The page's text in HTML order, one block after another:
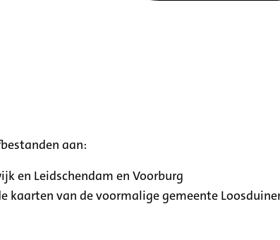
aan:
en Leidschendam en Voorburg
van de voormalige gemeente Loosduinen